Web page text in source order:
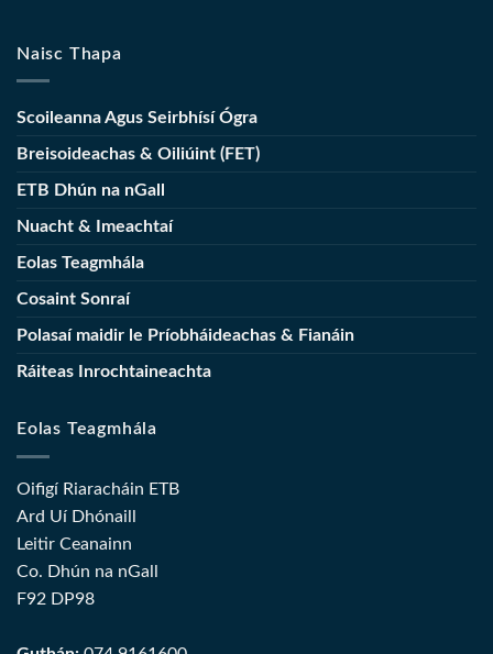
Naisc Thapa
Scoileanna Agus Seirbhísí Ógra
Breisoideachas & Oiliúint (FET)
ETB Dhún na nGall
Nuacht & Imeachtaí
Eolas Teagmhála
Cosaint Sonraí
Polasaí maidir le Príobháideachas & Fianáin
Ráiteas Inrochtaineachta
Eolas Teagmhála
Oifigí Riaracháin ETB
Ard Uí Dhónaill
Leitir Ceanainn
Co. Dhún na nGall
F92 DP98